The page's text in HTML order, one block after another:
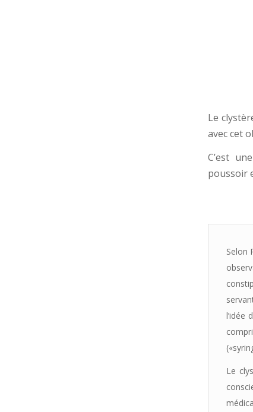
Le
avec cet
C’est
poussoir
Selon
l’idée
Le